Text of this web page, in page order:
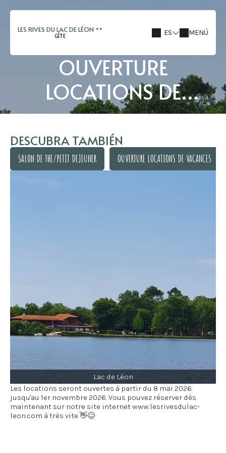
LES RIVES DU LAC DE LÉON
GÎTE ES MENÚ
OUVERTURE
LOCATIONS DE
VACANCES
DESCUBRA TAMBIÉN
SALON DE THE/PETIT DEJEUNER
OUVERTURE LOCATIONS DE VACANCES
Lac de Léon
Les locations seront ouvertes à partir du 8 mai 2026
jusqu'au 1er novembre 2026. Vous pouvez réserver dès
maintenant sur notre site internetwww.lesrivesdulac-
leon.com à très vite 👋😊